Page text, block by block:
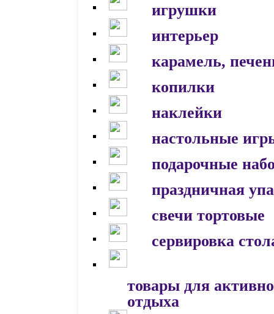
игрушки
интерьер
карамель,
копилки
наклейки
настольные
подарочные
праздничная
свечи тортовые
сервировка
товары для
отдыха